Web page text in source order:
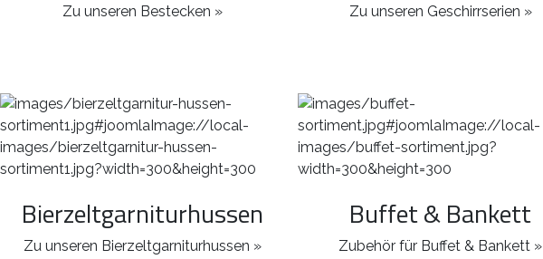
Zu unseren Bestecken » Zu unseren Geschirrserien »
Bierzeltgarniturhussen
Zu unseren Bierzeltgarniturhussen »
Buffet & Bankett
Zubehör für Buffet & Bankett »